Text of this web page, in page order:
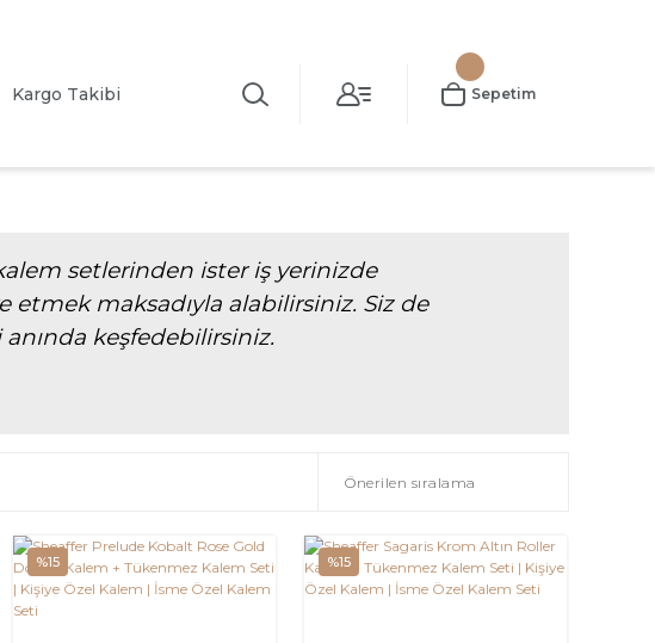
Kargo Takibi Sepetim
setlerinden ister iş yerinizde
etmek maksadıyla alabilirsiniz. Siz de
keşfedebilirsiniz.
%15 %15